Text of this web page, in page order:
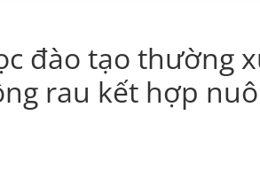
đào tạo thường
rau kết hợp